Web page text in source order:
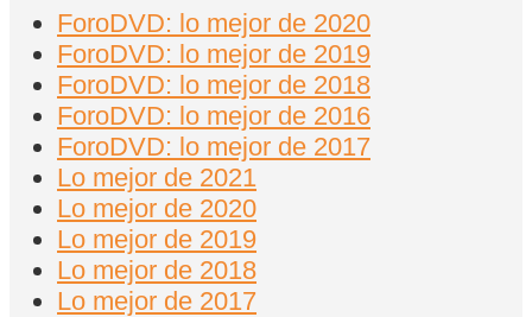
ForoDVD: lo mejor de 2020
ForoDVD: lo mejor de 2019
ForoDVD: lo mejor de 2018
ForoDVD: lo mejor de 2016
ForoDVD: lo mejor de 2017
Lo mejor de 2021
Lo mejor de 2020
Lo mejor de 2019
Lo mejor de 2018
Lo mejor de 2017